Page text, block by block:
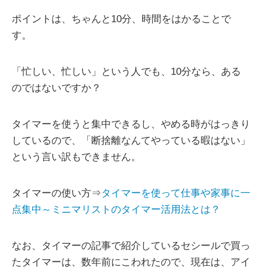
ポイントは、ちゃんと10分、時間をはかることで
す。
「忙しい、忙しい」という人でも、10分なら、ある
のではないですか？
タイマーを使うと集中できるし、やめる時がはっきり
しているので、「断捨離なんてやっている暇はない」
という言い訳もできません。
タイマーの使い方⇒タイマーを使って仕事や家事に一
点集中～ミニマリストのタイマー活用法とは？
なお、タイマーの記事で紹介しているセシールで買っ
たタイマーは、数年前にこわれたので、現在は、アイ